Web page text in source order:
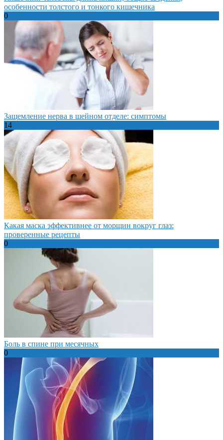
особенности толстого и тонкого кишечника
0
Защемление нерва в шейном отделе: симптомы
14
Какая маска эффективнее от морщин вокруг глаз:
проверенные рецепты
0
Боль в спине при месячных
0